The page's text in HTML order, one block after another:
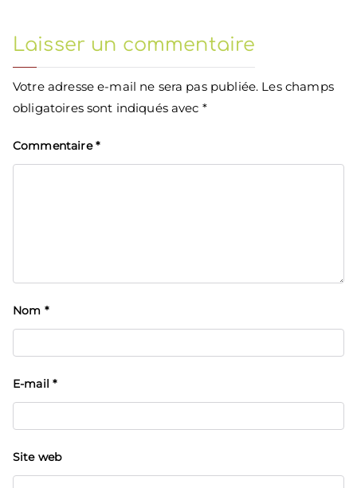
Laisser un commentaire
Votre adresse e-mail ne sera pas publiée. Les champs
obligatoires sont indiqués avec *
Commentaire*
Nom *
E-mail*
Site web